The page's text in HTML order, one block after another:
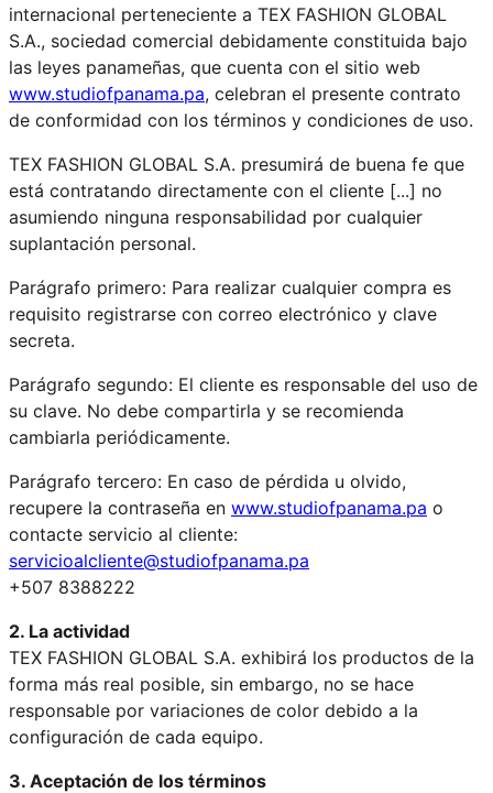
internacional perteneciente a TEX FASHION GLOBAL
S.A., sociedad comercial debidamente constituida bajo
las leyes panameñas, que cuenta con el sitio web
www.studiofpanama.pa, celebran el presente contrato
de conformidad con los términos y condiciones de uso.
TEX FASHION GLOBAL S.A. presumirá de buena fe que
está contratando directamente con el cliente [...] no
asumiendo ninguna responsabilidad por cualquier
suplantación personal.
Parágrafo primero: Para realizar cualquier compra es
requisito registrarse con correo electrónico y clave
secreta.
Parágrafo segundo: El cliente es responsable del uso de
su clave. No debe compartirla y se recomienda
cambiarla periódicamente.
Parágrafo tercero: En caso de pérdida u olvido,
recupere la contraseña en www.studiofpanama.pa o
contacte servicio al cliente:
servicioalcliente@studiofpanama.pa
+507 8388222
2. La actividad
TEX FASHION GLOBAL S.A. exhibirá los productos de la
forma más real posible, sin embargo, no se hace
responsable por variaciones de color debido a la
configuración de cada equipo.
3. Aceptación de los términos